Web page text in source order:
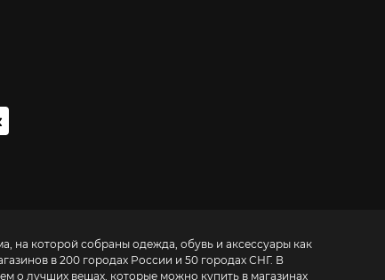
на которой собраны одежда, обувь и аксессуары как
в 200 городах России и 50 городах СНГ. В
о лучших вещах, которые можно купить в магазинах